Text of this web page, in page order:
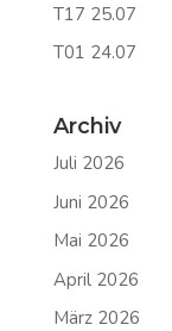
T17 25.07
T01 24.07
Archiv
Juli 2026
Juni 2026
Mai 2026
April 2026
März 2026